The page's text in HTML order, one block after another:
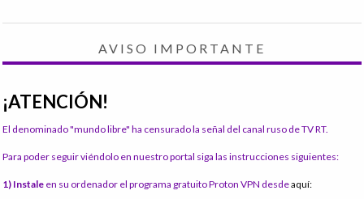
AVISO IMPORTANTE
¡ATENCIÓN!
El denominado "mundo libre" ha censurado la señal del canal ruso de TV RT.
Para poder seguir viéndolo en nuestro portal siga las instrucciones siguientes:
1) Instale en su ordenador el programa gratuito Proton VPN desdeaquí: